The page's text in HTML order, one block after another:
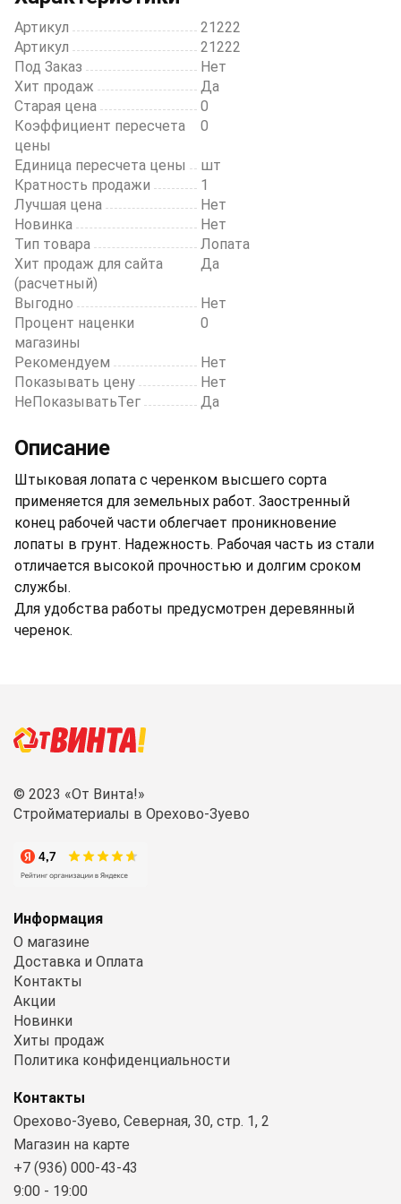
Артикул
21222
Артикул
21222
Под Заказ
Нет
Хит продаж
Да
Старая цена
0
Коэффициент пересчета
цены
0
Единица пересчета цены
шт
Кратность продажи
1
Лучшая цена
Нет
Новинка
Нет
Тип товара
Лопата
Хит продаж для сайта
(расчетный)
Да
Выгодно
Нет
Процент наценки
магазины
0
Рекомендуем
Нет
Показывать цену
Нет
НеПоказыватьТег
Да
Описание
Штыковая лопата с черенком высшего сорта
применяется для земельных работ. Заостренный
конец рабочей части облегчает проникновение
лопаты в грунт. Надежность. Рабочая часть из стали
отличается высокой прочностью и долгим сроком
службы.
Для удобства работы предусмотрен деревянный
черенок.
© 2023 «От Винта!»
Стройматериалы в Орехово-Зуево
Контакты
Орехово-Зуево, Северная, 30, стр. 1, 2
Магазин на карте
+7 (936) 000-43-43
9:00 - 19:00
Информация
О магазине
Доставка и Оплата
Контакты
Акции
Новинки
Хиты продаж
Политика конфиденциальности